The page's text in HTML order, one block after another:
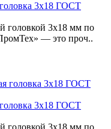
3x18 ГОСТ
головкой 3x18 мм по
— это проч..
3x18 ГОСТ
головкой 3x18 мм по